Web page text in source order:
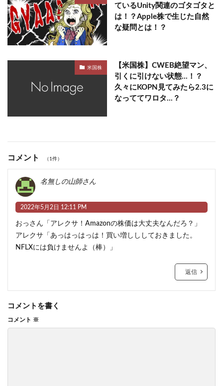
ているUnity関連のゴタゴタと
は！？Apple株で生じた自然
な疑問とは！？
米国株
【米国株】CWEB絶望マン、
引くに引けない状態…！？
久々にKOPN見てみたら2.3に
なっててワロタ…？
コメント （1件）
名無しの山師さん
2022年5月2日 12:11 PM
おっさん「アレクサ！Amazonの株価は大丈夫なんだろ？」
アレクサ「あっはっはっは！買い増しししておきました。
NFLXには負けませんよ（棒）」
返信
コメントを書く
コメント ※